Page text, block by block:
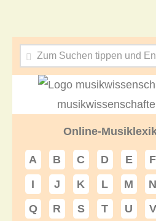
Online-
A B C D E F
I
J K L M N
Q
R S T U V